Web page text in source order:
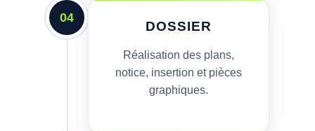
04
DOSSIER
Réalisation des plans,
notice, insertion et pièces
graphiques.